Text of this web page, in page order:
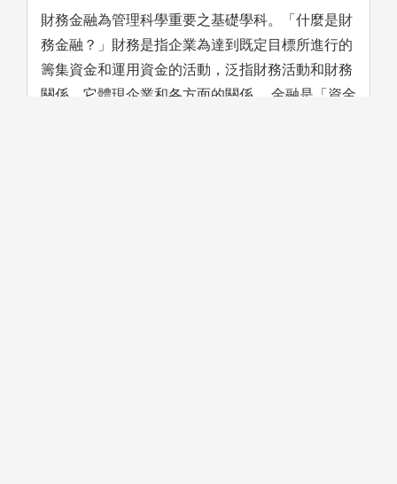
財務金融為管理科學重要之基礎學科。「什麼是財
務金融？」財務是指企業為達到既定目標所進行的
籌集資金和運用資金的活動，泛指財務活動和財務
關係，它體現企業和各方面的關係。 金融是「資金